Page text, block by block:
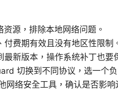
源，排除本地网络问题。
费期有效且没有地区性限制
新版本，操作系统补丁也要
切换到不同协议，选一个
网络安全工具，确认是否影响